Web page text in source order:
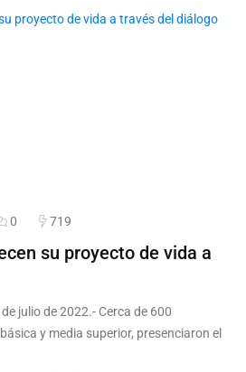
0 719
su proyecto de vida a
julio de 2022.- Cerca de 600
y media superior, presenciaron el